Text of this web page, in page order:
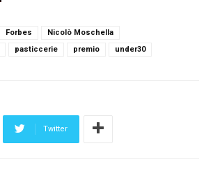
Forbes
Nicolò Moschella
pasticcerie premio under30
Twitter